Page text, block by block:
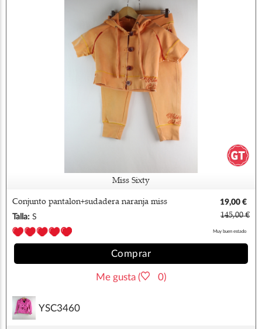
Miss Sixty
Conjunto pantalon+sudadera naranja miss
sixty s
19,00 €
Talla: S 145,00 €
Muy buen estado
Comprar
Me gusta ( 0)
YSC3460